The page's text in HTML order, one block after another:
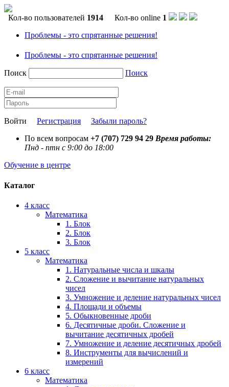
Кол-во пользователей 1914 Кол-во online 1
Проблемы - это спрятанные решения!
Проблемы - это спрятанные решения!
Поиск Поиск
Войти Регистрация
Забыли пароль?
По всем вопросам +7 (707) 729 94 29 Время работы:
Пнд - птн с 9:00 до 18:00
Обучение в центре
Каталог
4 класс
Математика
1. Блок
2. Блок
3. Блок
5 класс
Математика
1. Натуральные числа и шкалы
2. Сложение и вычитание натуральных
чисел
3. Умножение и деление натуральных чисел
4. Площади и объемы
5. Обыкновенные дроби
6. Десятичные дроби. Сложение и
вычитание десятичных дробей
7. Умножение и деление десятичных дробей
8. Инструменты для вычислений и
измерений
6 класс
Математика